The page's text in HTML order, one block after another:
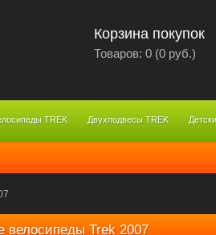
Корзина покупок
Товаров: 0 (0 руб.)
TREK Двухподвесы TREK
велосипеды Trek 2007